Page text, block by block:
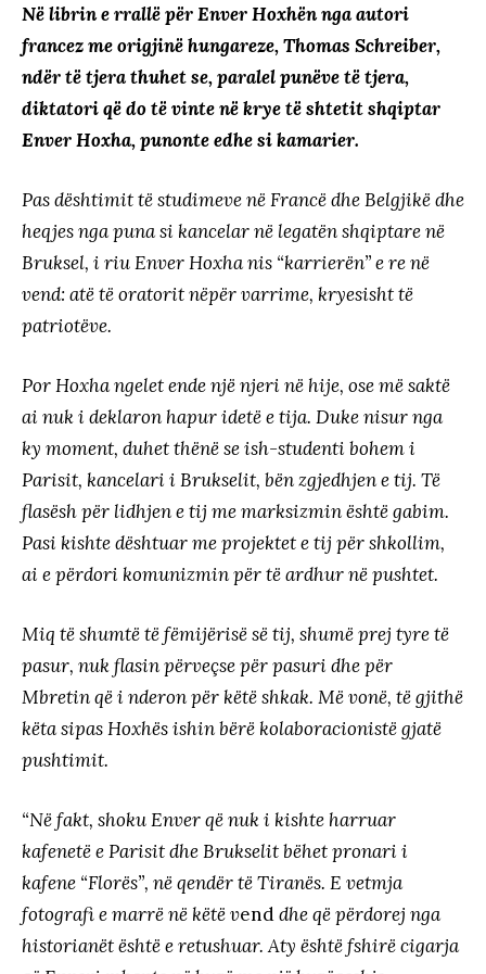
Në librin e rrallë për Enver Hoxhën nga autori
francez me origjinë hungareze, Thomas Schreiber,
ndër të tjera thuhet se, paralel punëve të tjera,
diktatori që do të vinte në krye të shtetit shqiptar
Enver Hoxha, punonte edhe si kamarier.
Pas dështimit të studimeve në Francë dhe Belgjikë dhe
heqjes nga puna si kancelar në legatën shqiptare në
Bruksel, i riu Enver Hoxha nis “karrierën” e re në
vend: atë të oratorit nëpër varrime, kryesisht të
patriotëve.
Por Hoxha ngelet ende një njeri në hije, ose më saktë
ai nuk i deklaron hapur idetë e tija. Duke nisur nga
ky moment, duhet thënë se ish-studenti bohem i
Parisit, kancelari i Brukselit, bën zgjedhjen e tij. Të
flasësh për lidhjen e tij me marksizmin është gabim.
Pasi kishte dështuar me projektet e tij për shkollim,
ai e përdori komunizmin për të ardhur në pushtet.
Miq të shumtë të fëmijërisë së tij, shumë prej tyre të
pasur, nuk flasin përveçse për pasuri dhe për
Mbretin që i nderon për këtë shkak. Më vonë, të gjithë
këta sipas Hoxhës ishin bërë kolaboracionistë gjatë
pushtimit.
“Në fakt, shoku Enver që nuk i kishte harruar
kafenetë e Parisit dhe Brukselit bëhet pronari i
kafene “Florës”, në qendër të Tiranës. E vetmja
fotografi e marrë në këtë venddhe që përdorej nga
historianët është e retushuar. Aty është fshirë cigarja